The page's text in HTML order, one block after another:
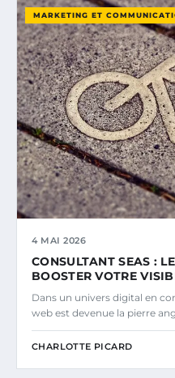
MARKETING ET
4 MAI 2026
CONSULTANT SEAS :
BOOSTER VOTRE
Dans un univers digital en
web est devenue la pierre
CHARLOTTE PICARD